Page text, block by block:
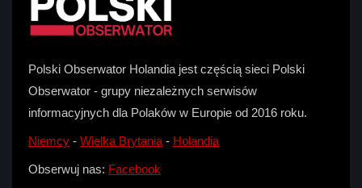
Polski Obserwator Holandia jest częścią sieci Polski
Obserwator - grupy niezależnych serwisów
informacyjnych dla Polaków w Europie od 2016 roku.
Niemcy - Wielka Brytania- Holandia
Obserwuj nas: Facebook